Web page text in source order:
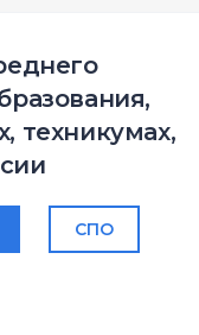
техникумах,
СПО